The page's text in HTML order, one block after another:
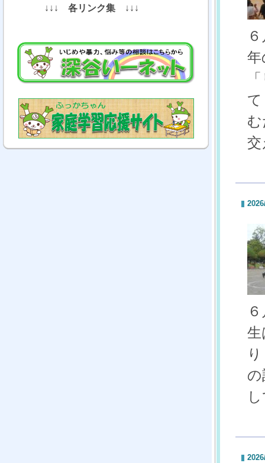
↓↓↓ 各リンク集 ↓↓↓
年
交
生